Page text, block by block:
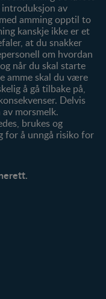
av
amming opptil to
kanskje ikke er et
at du snakker
om hvordan
når du skal starte
amme skal du være
å gå tilbake på,
Delvis
morsmelk.
brukes og
for å unngå risiko for